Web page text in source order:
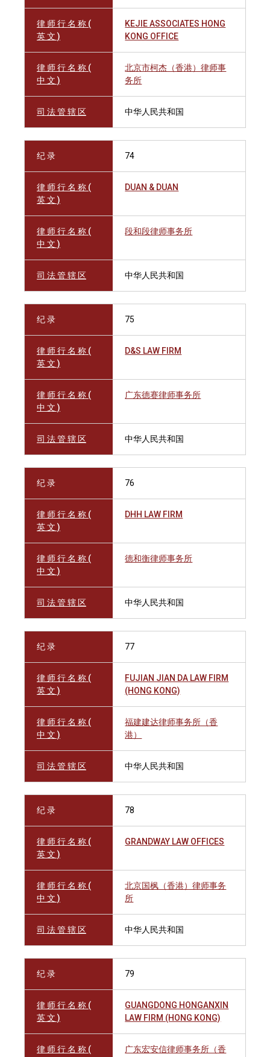
律 师 行 名 称 (
英 文 )
KEJIE ASSOCIATES HONG
KONG OFFICE
律 师 行 名 称 (
中 文 )
北京市柯杰（香港）律师事
务所
司 法 管 辖 区 中华人民共和国
纪 录 74
律 师 行 名 称 (
英 文 )
DUAN & DUAN
律 师 行 名 称 (
中 文 )
段和段律师事务所
司 法 管 辖 区 中华人民共和国
纪 录 75
律 师 行 名 称 (
英 文 )
D&S LAW FIRM
律 师 行 名 称 (
中 文 )
广东德赛律师事务所
司 法 管 辖 区 中华人民共和国
纪 录 76
律 师 行 名 称 (
英 文 )
DHH LAW FIRM
律 师 行 名 称 (
中 文 )
德和衡律师事务所
司 法 管 辖 区 中华人民共和国
纪 录 77
律 师 行 名 称 (
英 文 )
FUJIAN JIAN DA LAW FIRM
(HONG KONG)
律 师 行 名 称 (
中 文 )
福建建达律师事务所（香
港）
司 法 管 辖 区 中华人民共和国
纪 录 78
律 师 行 名 称 (
英 文 )
GRANDWAY LAW OFFICES
律 师 行 名 称 (
中 文 )
北京国枫（香港）律师事务
所
司 法 管 辖 区 中华人民共和国
纪 录 79
律 师 行 名 称 (
英 文 )
GUANGDONG HONGANXIN
LAW FIRM (HONG KONG)
律 师 行 名 称 ( 广东宏安信律师事务所（香